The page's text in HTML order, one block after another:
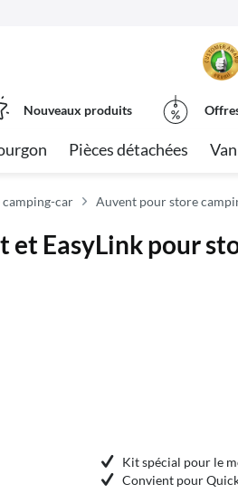
Nouveaux produits
Pièces détachées
camping-car Auvent pour store
EasyLink pour
Kit spécial pour le
Convient pour